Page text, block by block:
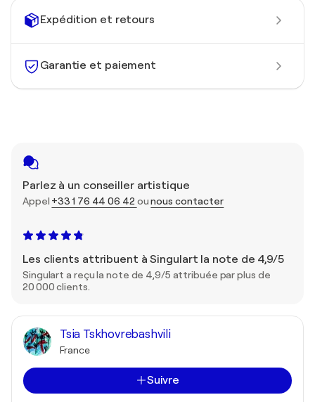
Expédition et retours
Garantie et paiement
Parlez à un conseiller artistique
Appel +33 1 76 44 06 42 ounous contacter
Les clients attribuent à Singulart la note de 4,9/5
Singulart a reçu la note de 4,9/5 attribuée par plus de
20 000 clients.
Tsia Tskhovrebashvili
France
Suivre